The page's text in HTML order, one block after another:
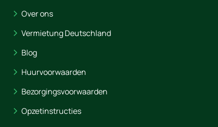
Over ons
Vermietung Deutschland
Blog
Huurvoorwaarden
Bezorgingsvoorwaarden
Opzetinstructies